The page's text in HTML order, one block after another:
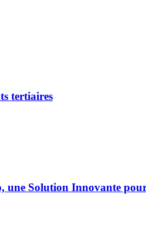
tertiaires
Solution Innovante